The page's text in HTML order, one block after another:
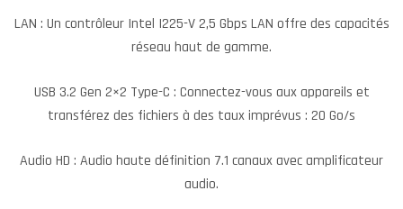
LAN : Un contrôleur Intel I225-V 2,5 Gbps LAN offre des capacités
réseau haut de gamme.
USB 3.2 Gen 2×2 Type-C : Connectez-vous aux appareils et
transférez des fichiers à des taux imprévus : 20 Go/s
Audio HD : Audio haute définition 7.1 canaux avec amplificateur
audio.